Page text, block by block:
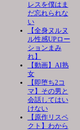
レスを僕はま
だ忘れられな
い
【全身ヌルヌ
ル性感UPロー
ションまみ
れ】
【動画】AI熟
女
【即堕ち2コ
マ】その男と
会話してはい
けない
【原作リスペ
クト】わから